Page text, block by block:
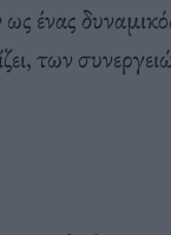
ένας
των